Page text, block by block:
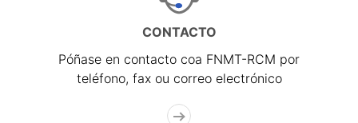
CONTACTO
Póñase en contacto coa FNMT-RCM por
teléfono, fax ou correo electrónico